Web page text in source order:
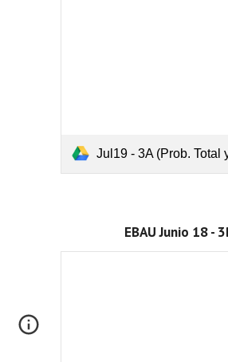
Jul19 - 3A (Prob. Total y
EBAU Junio 18 -